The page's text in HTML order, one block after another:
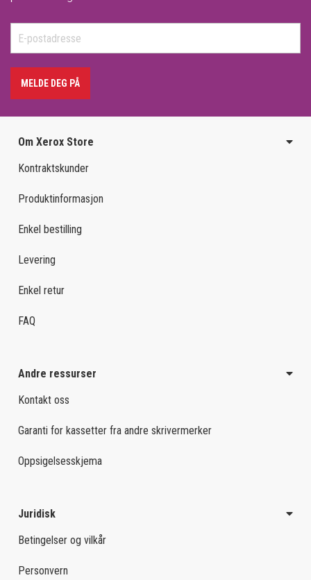
MELDE DEG PÅ
Om Xerox Store
Kontraktskunder
Produktinformasjon
Enkel bestilling
Levering
Enkel retur
FAQ
Andre ressurser
Kontakt oss
Garanti for kassetter fra andre skrivermerker
Oppsigelsesskjema
Juridisk
Betingelser og vilkår
Personvern